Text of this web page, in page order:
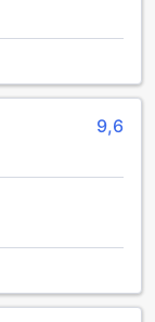
9,6